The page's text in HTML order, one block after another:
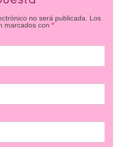
no será publicada.
Los
marcados con *